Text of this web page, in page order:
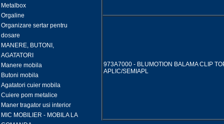
Metalbox
Orgaline
Organizare sertar pentru
dosare
MANERE, BUTONI,
AGATATORI
Manere mobila
Butoni mobila
Agatatori cuier mobila
Cuiere pom metalice
Maner tragator usi interior
MIC MOBILIER - MOBILA LA
973A7000 - BLUMOTION BALAMA CLIP
APLIC/SEMIAPL